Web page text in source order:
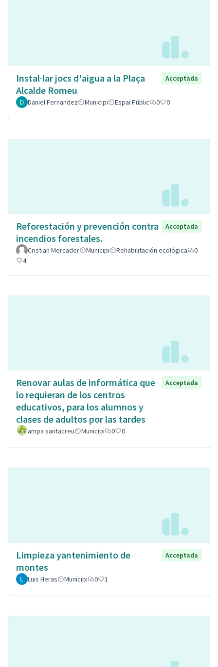
Instal·lar jocs d'aigua a la Plaça
Alcalde Romeu
Acceptada
Daniel Fernandez Municipi Espai Públic 0 0
Reforestación y prevención contra
incendios forestales.
Acceptada
Cristian Mercader Municipi Rehabilitación ecológica
0
4
Renovar aulas de informática que
lo requieran de los centros
educativos, para los alumnos y
clases de adultos por las tardes
Acceptada
ampa santacreu Municipi 0 0
Limpieza yantenimiento de
montes
Acceptada
Luis Heras Municipi 0 1